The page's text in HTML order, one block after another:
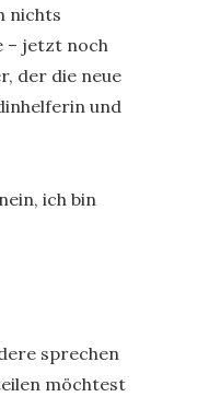
nichts
– jetzt noch
der die neue
und
ich bin
sprechen
möchtest